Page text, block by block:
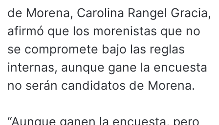
de Morena, Carolina Rangel Gracia,
afirmó que los morenistas que no
se compromete bajo las reglas
internas, aunque gane la encuesta
no serán candidatos de Morena.
“Aunque ganen la encuesta, pero